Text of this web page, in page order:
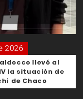
2026
llevó al
la situación de
de Chaco